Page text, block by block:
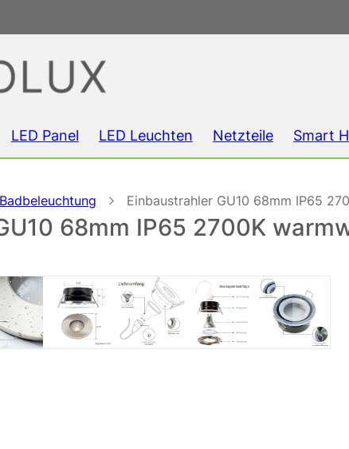
LED Panel LED Leuchten Netzteile Smart
Badbeleuchtung Einbaustrahler GU10 68mm IP65
68mm IP65 2700K